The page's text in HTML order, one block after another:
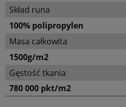
Skład runa
100% polipropylen
Masa całkowita
1500g/m2
Gęstość tkania
780 000 pkt/m2